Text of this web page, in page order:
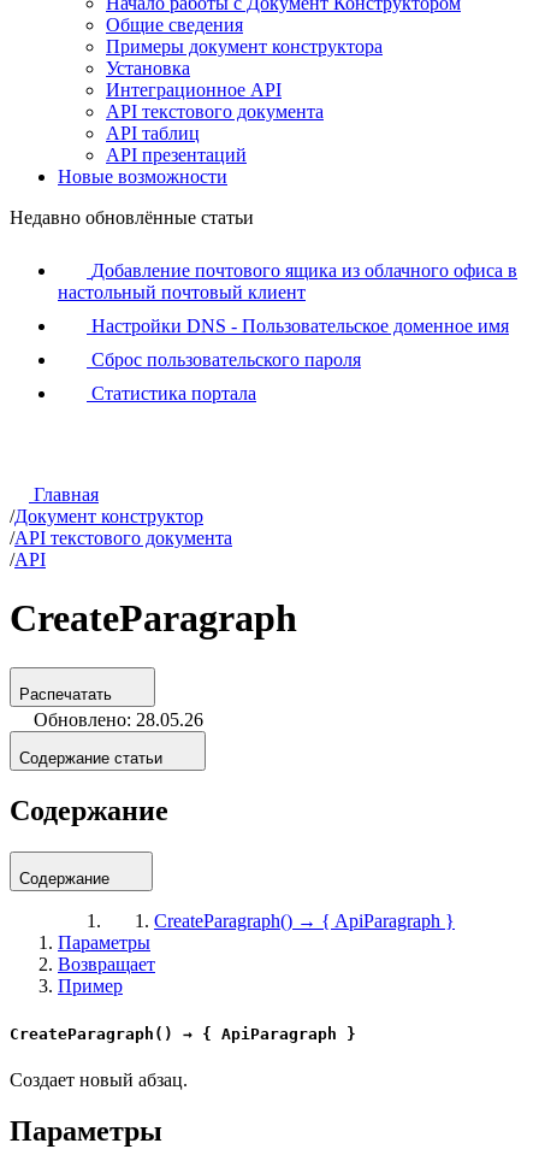
Общие сведения
Примеры документ конструктора
Установка
Интеграционное API
API текстового документа
API таблиц
API презентаций
Новые возможности
Недавно обновлённые статьи
Добавление почтового ящика из облачного офиса в
настольный почтовый клиент
Настройки DNS - Пользовательское доменное имя
Сброс пользовательского пароля
Статистика портала
Главная
/Документ конструктор
/API текстового документа
/API
CreateParagraph
Распечатать
Обновлено: 28.05.26
Содержание статьи
Содержание
Содержание
CreateParagraph() → { ApiParagraph }
Параметры
Возвращает
Пример
CreateParagraph() → { ApiParagraph }
Создает новый абзац.
Параметры